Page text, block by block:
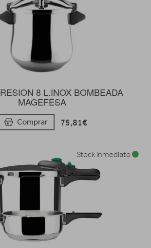
8 L.INOX BOMBEADA
MAGEFESA
Comprar 75,81€
Stock inmediato